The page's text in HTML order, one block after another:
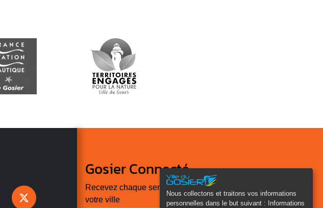
Nous collectons et traitons vos informations
personnelles dans le but suivant :
Informations
Gosier Connecté
Recevez chaque semaine l'actualité de
votre ville